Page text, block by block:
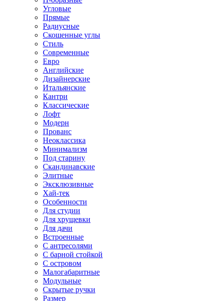
Угловые
Прямые
Радиусные
Скошенные углы
Стиль
Современные
Евро
Английские
Дизайнерские
Итальянские
Кантри
Классические
Лофт
Модерн
Прованс
Неоклассика
Минимализм
Под старину
Скандинавские
Элитные
Эксклюзивные
Хай-тек
Особенности
Для студии
Для хрущевки
Для дачи
Встроенные
С антресолями
С барной стойкой
С островом
Малогабаритные
Модульные
Скрытые ручки
Размер